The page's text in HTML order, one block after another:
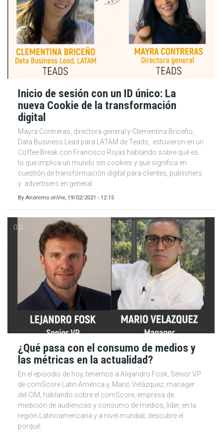
Inicio de sesión con un ID único: La
nueva Cookie de la transformación
digital
Mayra Contreras, directora general y Clementina Briceño,
Data Business Lead para LATAM de Teads, estuvieron en un
Coffee Break con Francisco Rojas hablando sobre qué es
lo que implica un mundo sin cookies y que significa en
cuestión de transformación digital para clientes, publishers
y advertisers en general.
By Anónimo onVie, 19/02/2021 - 12:15
¿Qué pasa con el consumo de medios y
las métricas en la actualidad?
En el episodio de hoy, tenemos a Alejandro Fosk, Senior VP
de comScore Latin América y, Mario Velázquez, manager
del CIM, hablando sobre el comScore, empresa de
medición de audiencias y consumo de medios, líder, en la
región Latinoamericana y a nivel mundial, descubre el
porqué.